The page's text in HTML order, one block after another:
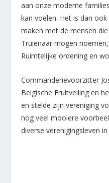
aan onze moderne
kan voelen. Het is dan
maken met de mensen
Truienaar mogen
Ruimtelijke ordening en
Commanderievoorzitter
Belgische Fruitveiling en
en stelde zijn vereniging
nog veel mooiere
diverse verenigingsleven